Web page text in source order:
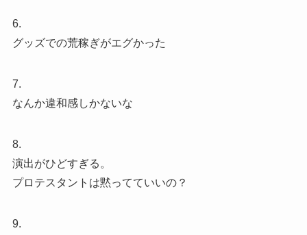
6.
グッズでの荒稼ぎがエグかった
7.
なんか違和感しかないな
8.
演出がひどすぎる。
プロテスタントは黙ってていいの？
9.